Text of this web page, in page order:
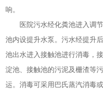
响。
医院污水经化粪池进入调节
池内设提升水泵。污水经提升
池出水进入接触池进行消毒，
淀池、接触池的污泥及栅渣等
运。消毒可采用巴氏蒸汽消毒